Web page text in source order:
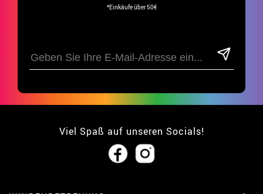
*Einkäufe über 50€
Viel Spaß auf unseren Socials!